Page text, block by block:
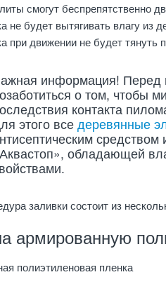
смогут беспрепятственно
не будет вытягивать влагу из
при движении не будет тянуть
информация! Перед
о том, чтобы
контакта
этого все деревянные
средством
обладающей
заливки состоит из
армированную
полиэтиленовая пленка